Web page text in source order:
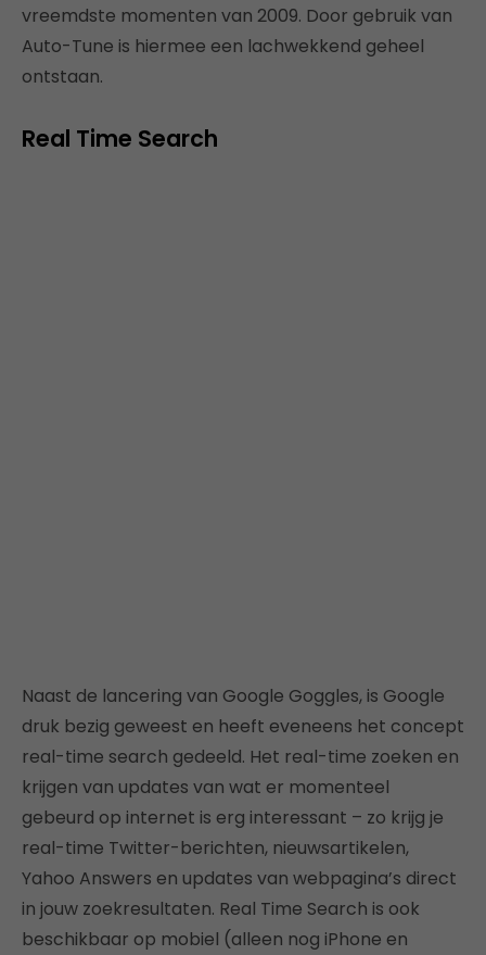
vreemdste momenten van 2009. Door gebruik van
Auto-Tune is hiermee een lachwekkend geheel
ontstaan.
Real Time Search
Naast de lancering van Google Goggles, is Google
druk bezig geweest en heeft eveneens het concept
real-time search gedeeld. Het real-time zoeken en
krijgen van updates van wat er momenteel
gebeurd op internet is erg interessant – zo krijg je
real-time Twitter-berichten, nieuwsartikelen,
Yahoo Answers en updates van webpagina’s direct
in jouw zoekresultaten. Real Time Search is ook
beschikbaar op mobiel (alleen nog iPhone en